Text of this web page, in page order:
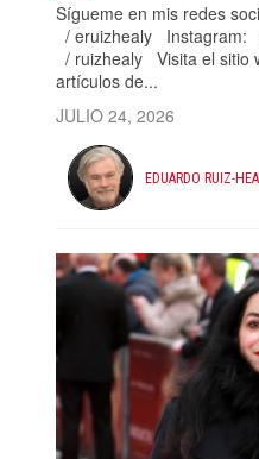
Sígueme en mis redes
/ eruizhealy
/ ruizhealy Visita el sitio
artículos de...
JULIO 24, 2026
EDUARDO RUIZ-